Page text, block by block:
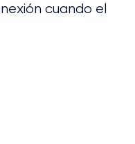
cuando el